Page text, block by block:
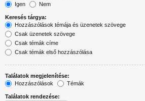
Igen
Nem
Keresés tárgya:
Hozzászólások témája és üzenetek szövege
Csak üzenetek szövege
Csak témák címe
Csak témák első hozzászólása
Találatok megjelenítése:
Hozzászólások
Témák
Találatok rendezése: